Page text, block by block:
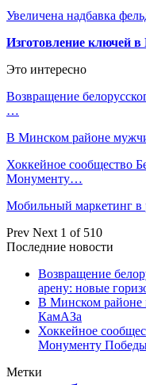
Увеличена надбавка
Изготовление ключей
Это интересно
Возвращение
…
В Минском районе
Хоккейное сообщество
Монументу…
Мобильный маркетинг в
Prev Next 1 of 510
Последние новости
Возвращение
арену: новые
В Минском районе
КамАЗа
Хоккейное
Монументу
Метки